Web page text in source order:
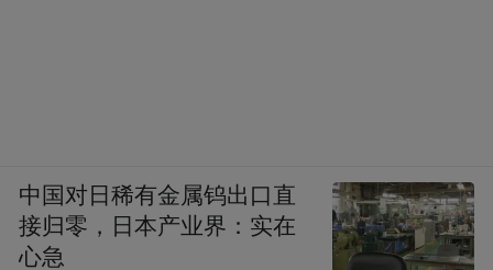
中国对日稀有金属钨出口直
接归零，日本产业界：实在
心急